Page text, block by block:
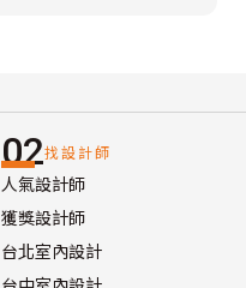
02找設計師
人氣設計師
獲獎設計師
台北室內設計